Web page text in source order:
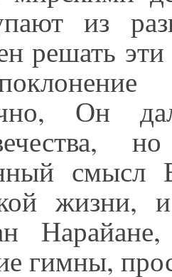
из
решать
Он
смысл
жизни,
гимны,